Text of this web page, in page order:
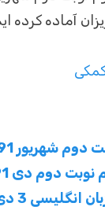
آماده کرده
دوم شهریور 91
نوبت دوم دی 91
3 دی91